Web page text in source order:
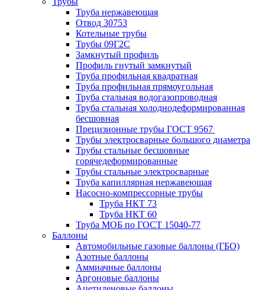
Труба нержавеющая
Отвод 30753
Котельные трубы
Трубы 09Г2С
Замкнутый профиль
Профиль гнутый замкнутый
Труба профильная квадратная
Труба профильная прямоугольная
Труба стальная водогазопроводная
Труба стальная холоднодеформированная
бесшовная
Прецизионные трубы ГОСТ 9567
Трубы электросварные большого диаметра
Трубы стальные бесшовные
горячедеформированные
Трубы стальные электросварные
Труба капиллярная нержавеющая
Насосно-компрессорные трубы
Труба НКТ 73
Труба НКТ 60
Труба МОБ по ГОСТ 15040-77
Баллоны
Автомобильные газовые баллоны (ГБО)
Азотные баллоны
Аммиачные баллоны
Аргоновые баллоны